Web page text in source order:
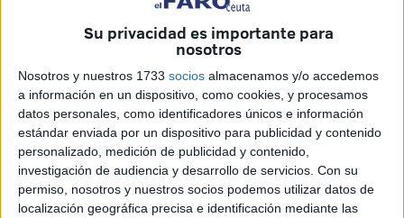
Su privacidad es importante para
nosotros
Nosotros y nuestros 1733 socios almacenamos y/o accedemos
a información en un dispositivo, como cookies, y procesamos
datos personales, como identificadores únicos e información
estándar enviada por un dispositivo para publicidad y contenido
personalizado, medición de publicidad y contenido,
investigación de audiencia y desarrollo de servicios. Con su
permiso, nosotros y nuestros socios podemos utilizar datos de
localización geográfica precisa e identificación mediante las
Existen varios sistemas de sujeción para animales
disponibles para incorporar al vehículo, como detalla la
Tráfico(DGT). Desde arneses de
uno o dos anclajes, a transportines en el suelo o maletero,
pasando por rejillas rígidas para el maletero.